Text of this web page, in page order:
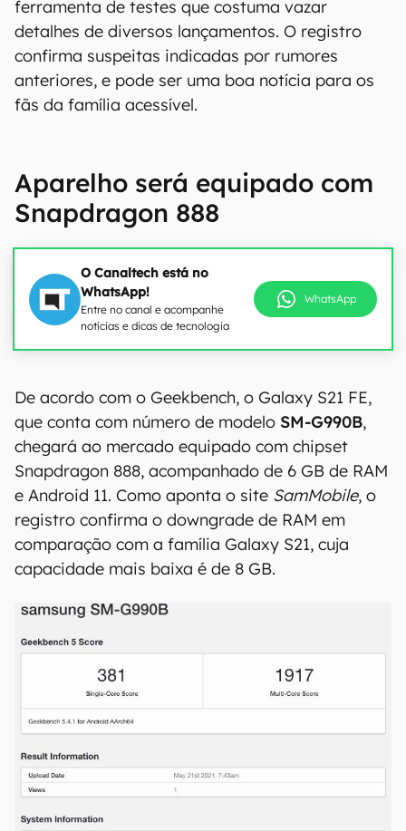
ferramenta de testes que costuma vazar
detalhes de diversos lançamentos. O registro
confirma suspeitas indicadas por rumores
anteriores, e pode ser uma boa notícia para os
fãs da família acessível.
Aparelho será equipado com
Snapdragon 888
O Canaltech está no
WhatsApp!
Entre no canal e acompanhe
notícias e dicas de tecnologia
WhatsApp
De acordo com o Geekbench, o Galaxy S21 FE,
que conta com número de modelo SM-G990B,
chegará ao mercado equipado com chipset
Snapdragon 888, acompanhado de 6 GB de RAM
e Android 11. Como aponta o site SamMobile, o
registro confirma o downgrade de RAM em
comparação com a família Galaxy S21, cuja
capacidade mais baixa é de 8 GB.